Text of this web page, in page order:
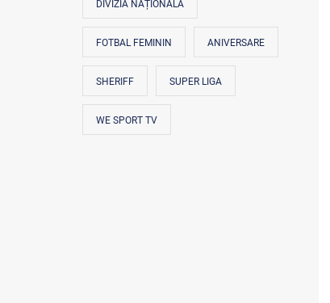
DIVIZIA NAȚIONALĂ
FOTBAL FEMININ ANIVERSARE
SHERIFF SUPER LIGA
WE SPORT TV